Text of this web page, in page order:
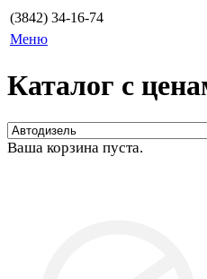
(3842) 34-16-74
Меню
Каталог с
Ваша корзина пуста.